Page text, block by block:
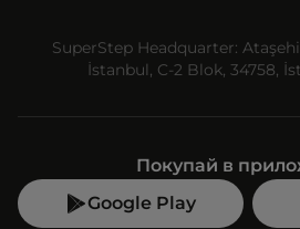
SuperStep Headquarter:
İstanbul, C-2 Blok, 34758,
Покупай в
Google Play